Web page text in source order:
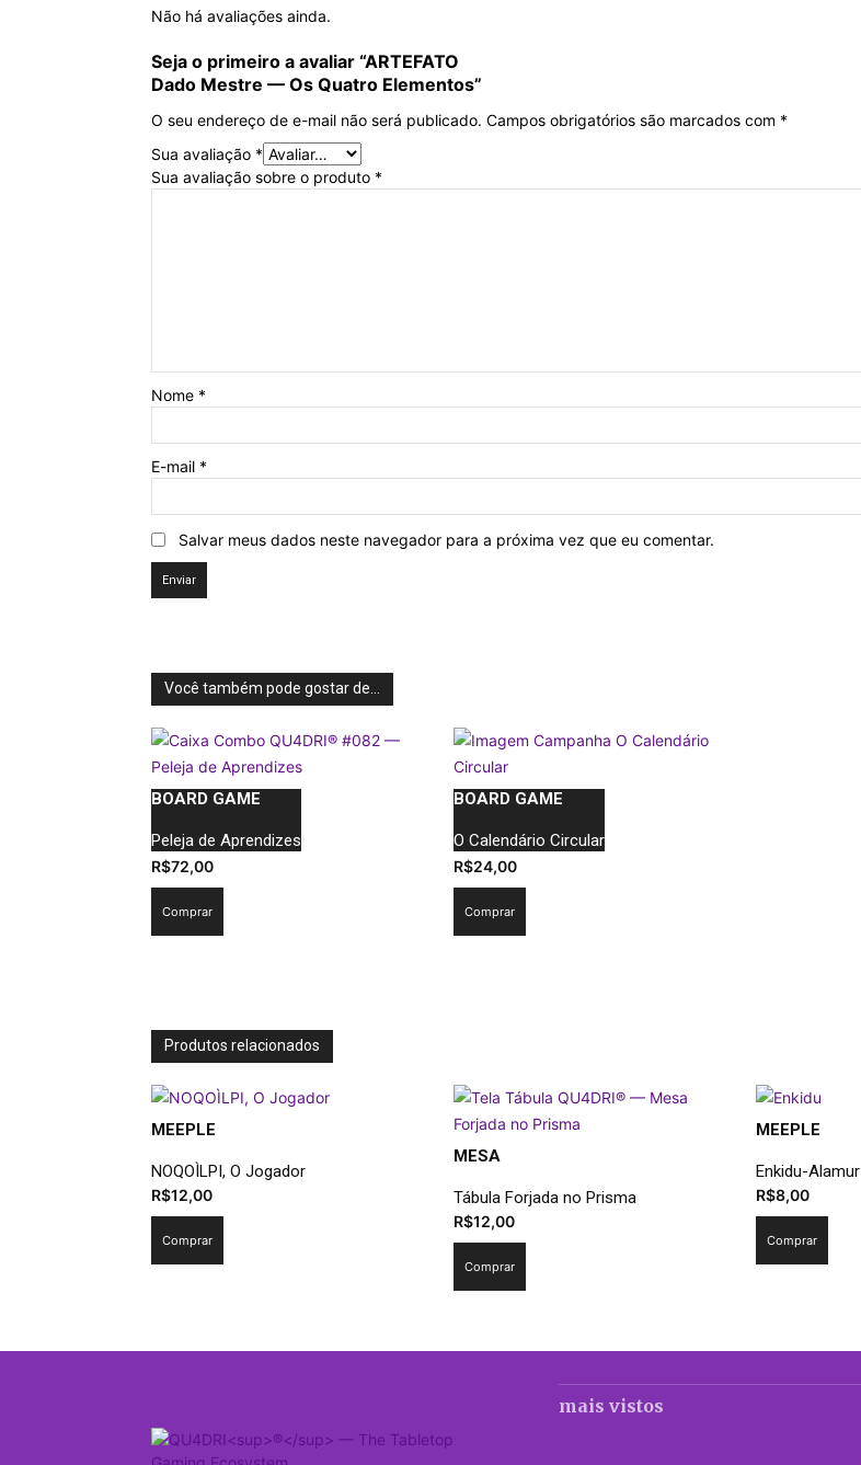
Não há avaliações ainda.
Seja o primeiro a avaliar “ARTEFATO
Dado Mestre — Os Quatro Elementos”
O seu endereço de e-mail não será publicado. Campos obrigatórios são marcados com *
Sua avaliação *
Sua avaliação sobre o produto *
Nome *
E-mail *
Salvar meus dados neste navegador para a próxima vez que eu comentar.
Você também pode gostar de…
BOARD GAME
Peleja de Aprendizes
R$72,00
Comprar
BOARD GAME
O Calendário Circular
R$24,00
Comprar
Produtos relacionados
MEEPLE
NOQOÌLPI, O Jogador
R$12,00
Comprar
MESA
Tábula Forjada no Prisma
R$12,00
Comprar
MEEPLE
Enkidu-Alamur
R$8,00
Comprar
mais vistos